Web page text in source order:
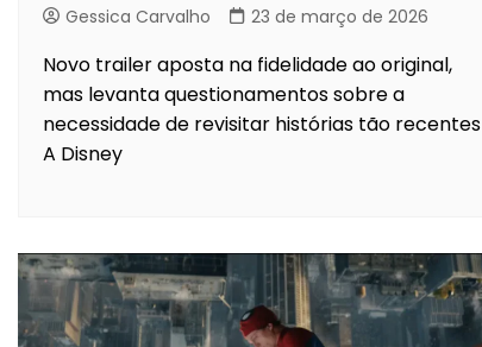
Gessica Carvalho 23 de março de 2026
Novo trailer aposta na fidelidade ao original,
mas levanta questionamentos sobre a
necessidade de revisitar histórias tão recentes
A Disney